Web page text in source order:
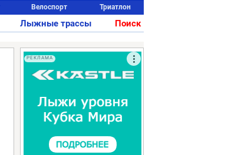
Велоспорт Триатлон
Лыжные трассы Поиск
РЕКЛАМА